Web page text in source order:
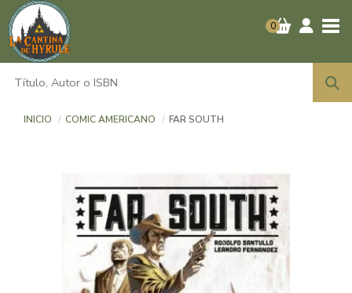
0
INICIO COMIC AMERICANO FAR SOUTH